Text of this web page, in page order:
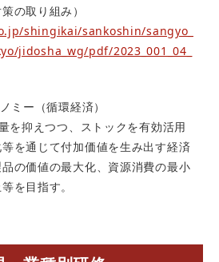
の取り組み）
shingikai/sankoshin/sangyo_
jidosha_wg/pdf/2023_001_04_
ミー（循環経済）
抑えつつ、ストックを有効活用
を通じて付加価値を生み出す経済
の価値の最大化、資源消費の最小
を目指す。